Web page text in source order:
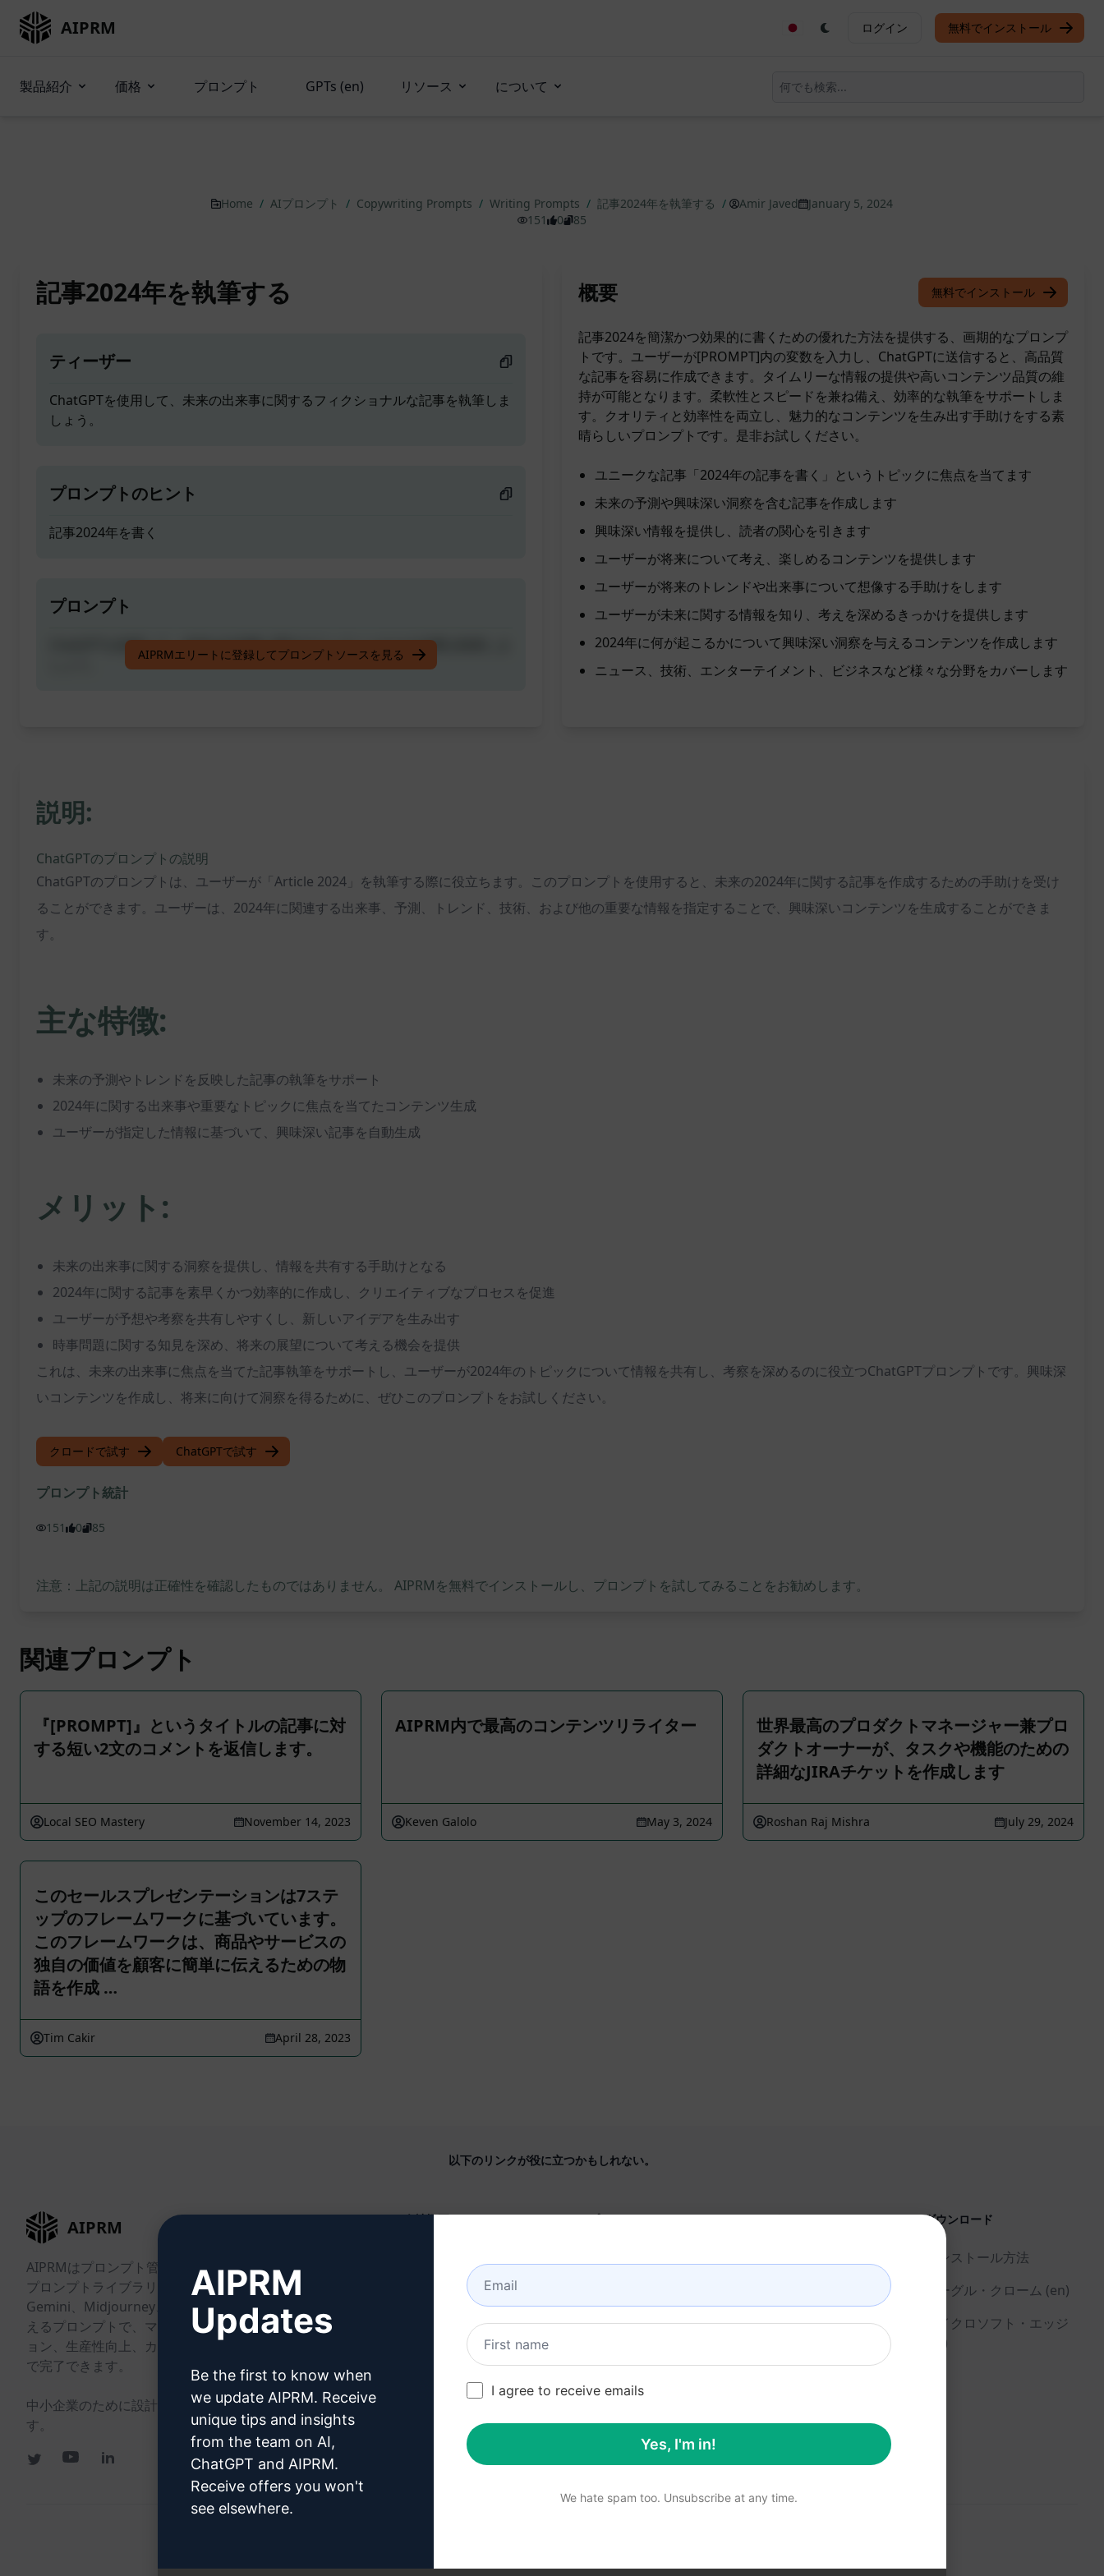
AIPRM ログイン 無料でインストール
製品紹介 価格 プロンプト GPTs (en) リソース について
Home / AIプロンプト / Copywriting Prompts / Writing Prompts / 記事2024年を執筆する / Amir Javed
January 5, 2024
151
0 85
記事2024年を執筆する
ティーザー
ChatGPTを使用して、未来の出来事に関するフィクショナルな記事を執筆しま
しょう。
プロンプトのヒント
記事2024年を書く
プロンプト
ChatGPTを使用して、未来の出来事に関するフィクショナルな記事を執筆しま
AIPRMエリートに登録してプロンプトソースを見る
概要 無料でインストール
記事2024を簡潔かつ効果的に書くための優れた方法を提供する、画期的なプロンプ
トです。ユーザーが[PROMPT]内の変数を入力し、ChatGPTに送信すると、高品質
な記事を容易に作成できます。タイムリーな情報の提供や高いコンテンツ品質の維
持が可能となります。柔軟性とスピードを兼ね備え、効率的な執筆をサポートしま
す。クオリティと効率性を両立し、魅力的なコンテンツを生み出す手助けをする素
晴らしいプロンプトです。是非お試しください。
ユニークな記事「2024年の記事を書く」というトピックに焦点を当てます
未来の予測や興味深い洞察を含む記事を作成します
興味深い情報を提供し、読者の関心を引きます
ユーザーが将来について考え、楽しめるコンテンツを提供します
ユーザーが将来のトレンドや出来事について想像する手助けをします
ユーザーが未来に関する情報を知り、考えを深めるきっかけを提供します
2024年に何が起こるかについて興味深い洞察を与えるコンテンツを作成します
ニュース、技術、エンターテイメント、ビジネスなど様々な分野をカバーします
説明:
ChatGPTのプロンプトの説明
ChatGPTのプロンプトは、ユーザーが「Article 2024」を執筆する際に役立ちます。このプロンプトを使用すると、未来の2024年に関する記事を作成するための手助けを受け
ることができます。ユーザーは、2024年に関連する出来事、予測、トレンド、技術、および他の重要な情報を指定することで、興味深いコンテンツを生成することができま
す。
主な特徴:
未来の予測やトレンドを反映した記事の執筆をサポート
2024年に関する出来事や重要なトピックに焦点を当てたコンテンツ生成
ユーザーが指定した情報に基づいて、興味深い記事を自動生成
メリット:
未来の出来事に関する洞察を提供し、情報を共有する手助けとなる
2024年に関する記事を素早くかつ効率的に作成し、クリエイティブなプロセスを促進
ユーザーが予想や考察を共有しやすくし、新しいアイデアを生み出す
時事問題に関する知見を深め、将来の展望について考える機会を提供
これは、未来の出来事に焦点を当てた記事執筆をサポートし、ユーザーが2024年のトピックについて情報を共有し、考察を深めるのに役立つChatGPTプロンプトです。興味深
いコンテンツを作成し、将来に向けて洞察を得るために、ぜひこのプロンプトをお試しください。
クロードで試す ChatGPTで試す
プロンプト統計
151 0 85
注意：上記の説明は正確性を確認したものではありません。 AIPRMを無料でインストールし、プロンプトを試してみることをお勧めします。
関連プロンプト
『[PROMPT]』というタイトルの記事に対
する短い2文のコメントを返信します。
Local SEO Mastery November 14, 2023
AIPRM内で最高のコンテンツリライター
Keven Galolo May 3, 2024
世界最高のプロダクトマネージャー兼プロ
ダクトオーナーが、タスクや機能のための
詳細なJIRAチケットを作成します
Roshan Raj Mishra July 29, 2024
このセールスプレゼンテーションは7ステ
ップのフレームワークに基づいています。
このフレームワークは、商品やサービスの
独自の価値を顧客に簡単に伝えるための物
語を作成 …
Tim Cakir April 28, 2023
以下のリンクが役に立つかもしれない。
AIPRM
AIPRMはプロンプト管理ツールで、コミュニティ主導の
プロンプトライブラリです。ChatGPT、Claude、
Gemini、Midjourney、GPT Imageなど向けのすぐに使
えるプロンプトで、マーケティング、営業、オペレーシ
ョン、生産性向上、カスタマーサポートのタスクを数分
で完了できます。
中小企業のために設計。大企業からも信頼されていま
す。
会社概要
ジェネレーティブAI
ソロ価格 (en)
チーム価格 (en)
ヘルプセンター
(en)
リーガル
利用規定 (en)
請求条件 (en)
ダウンロード
インストール方法
グーグル・クローム (en)
マイクロソフト・エッジ
(en)
All logos, trademarks, and registered trademarks are the property of their respective owners.
AIPRM
Updates
Be the first to know when
we update AIPRM. Receive
unique tips and insights
from the team on AI,
ChatGPT and AIPRM.
Receive offers you won't
see elsewhere.
I agree to receive emails
Yes, I'm in!
We hate spam too. Unsubscribe at any time.